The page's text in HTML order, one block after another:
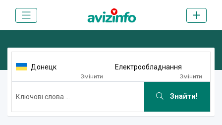
Донецк
Змінити
Електрообладнання
Змінити
Знайти!